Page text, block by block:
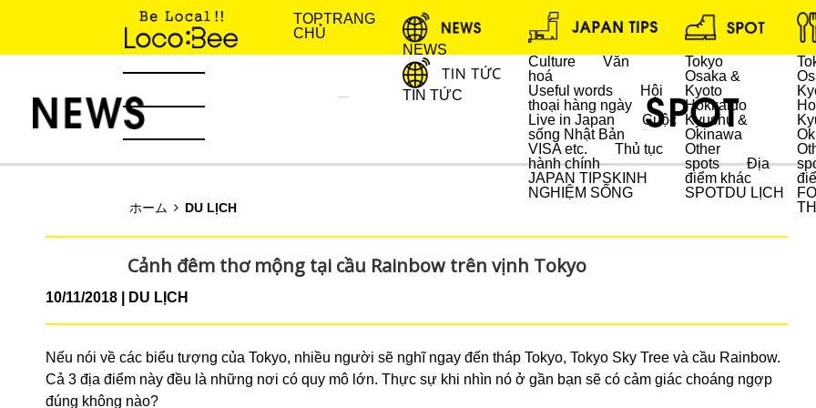
TOPTRANG
CHỦ
NEWS
TIN TỨC
Culture
Văn
hoá
Useful words
Hội
thoại hàng ngày
Live in Japan
Cuộc
sống Nhật Bản
VISA etc.
Thủ tục
hành chính
JAPAN TIPSKINH
NGHIỆM SỐNG
Tokyo
Osaka &
Kyoto
Hokkaido
Kyushu &
Okinawa
Other
spots
Địa
điểm khác
SPOTDU LỊCH
ホーム DU LỊCH
Cảnh đêm thơ mộng tại cầu Rainbow trên vịnh Tokyo
10/11/2018 DU LỊCH
Nếu nói về các biểu tượng của Tokyo, nhiều người sẽ nghĩ ngay đến tháp Tokyo, Tokyo Sky Tree và cầu Rainbow.
Cả 3 địa điểm này đều là những nơi có quy mô lớn. Thực sự khi nhìn nó ở gần bạn sẽ có cảm giác choáng ngợp
đúng không nào?